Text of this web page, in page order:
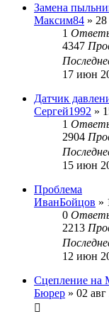
Замена
Максим84 »
1
4347
17 июн
Датчик
Сергей1992 »
1
2904
15 июн
Проблема
ИванБойцов »
0
2213
12 июн
Сцепление
Бюрер » 02